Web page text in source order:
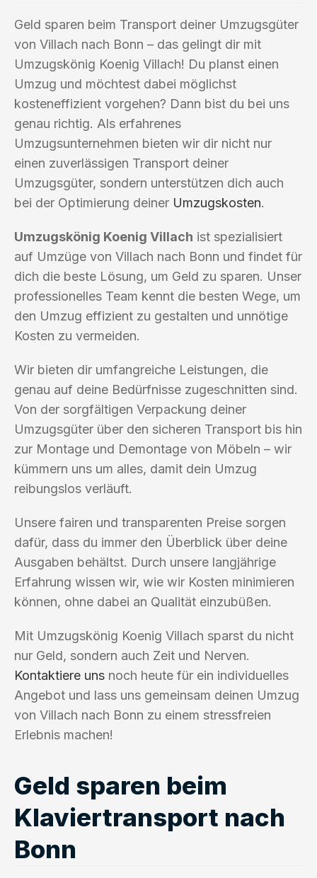
Geld sparen beim Transport deiner Umzugsgüter
von Villach nach Bonn – das gelingt dir mit
Umzugskönig Koenig Villach! Du planst einen
Umzug und möchtest dabei möglichst
kosteneffizient vorgehen? Dann bist du bei uns
genau richtig. Als erfahrenes
Umzugsunternehmen bieten wir dir nicht nur
einen zuverlässigen Transport deiner
Umzugsgüter, sondern unterstützen dich auch
bei der Optimierung deiner Umzugskosten.
Umzugskönig Koenig Villach ist spezialisiert
auf Umzüge von Villach nach Bonn und findet für
dich die beste Lösung, um Geld zu sparen. Unser
professionelles Team kennt die besten Wege, um
den Umzug effizient zu gestalten und unnötige
Kosten zu vermeiden.
Wir bieten dir umfangreiche Leistungen, die
genau auf deine Bedürfnisse zugeschnitten sind.
Von der sorgfältigen Verpackung deiner
Umzugsgüter über den sicheren Transport bis hin
zur Montage und Demontage von Möbeln – wir
kümmern uns um alles, damit dein Umzug
reibungslos verläuft.
Unsere fairen und transparenten Preise sorgen
dafür, dass du immer den Überblick über deine
Ausgaben behältst. Durch unsere langjährige
Erfahrung wissen wir, wie wir Kosten minimieren
können, ohne dabei an Qualität einzubüßen.
Mit Umzugskönig Koenig Villach sparst du nicht
nur Geld, sondern auch Zeit und Nerven.
Kontaktiere uns noch heute für ein individuelles
Angebot und lass uns gemeinsam deinen Umzug
von Villach nach Bonn zu einem stressfreien
Erlebnis machen!
Geld sparen beim
Klaviertransport nach
Bonn